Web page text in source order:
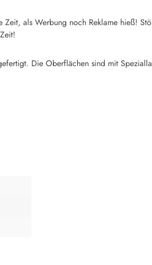
als Werbung noch Reklame hieß!
Die Oberflächen sind mit